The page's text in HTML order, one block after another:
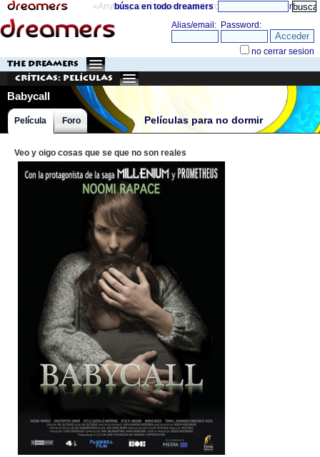
«Anything can happen and it probably will» directorio
búsca en todo dreamers
THE DREAMERS
Críticas: Películas
Babycall
Películas para no dormir
Película Foro
Veo y oigo cosas que se que no son reales